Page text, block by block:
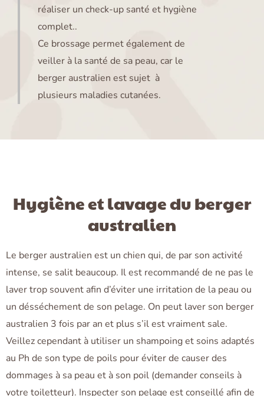
réaliser un check-up santé et hygiène
complet..
Ce brossage permet également de
veiller à la santé de sa peau, car le
berger australien est sujet à
plusieurs maladies cutanées.
Hygiène et lavage du berger
australien
Le berger australien est un chien qui, de par son activité
intense, se salit beaucoup. Il est recommandé de ne pas le
laver trop souvent afin d’éviter une irritation de la peau ou
un désséchement de son pelage. On peut laver son berger
australien 3 fois par an et plus s’il est vraiment sale.
Veillez cependant à utiliser un shampoing et soins adaptés
au Ph de son type de poils pour éviter de causer des
dommages à sa peau et à son poil (demander conseils à
votre toiletteur). Inspecter son pelage est conseillé afin de